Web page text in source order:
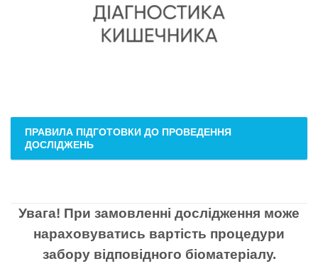
ПРАВИЛА ПІДГОТОВКИ ДО ПРОВЕДЕННЯ
ДОСЛІДЖЕНЬ
Увага! При замовленні дослідження може
нараховуватись вартість процедури
забору відповідного біоматеріалу.